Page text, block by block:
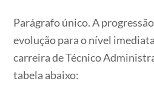
Parágrafo único. A
evolução para o nível
carreira de Técnico
tabela abaixo: